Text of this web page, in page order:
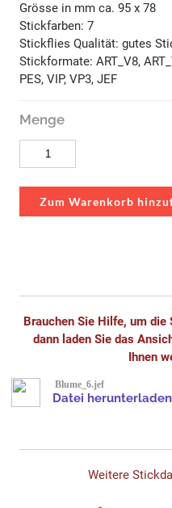
Grösse in mm ca. 95 x 78
Stickfarben: 7
Stickflies Qualität: gutes
Stickformate: ART_V8,
PES, VIP, VP3, JEF
Menge
Zum Warenkorb
Brauchen Sie Hilfe, um die
dann laden Sie das
Ihnen
Blume_6.jef
Datei herunterladen
Weitere